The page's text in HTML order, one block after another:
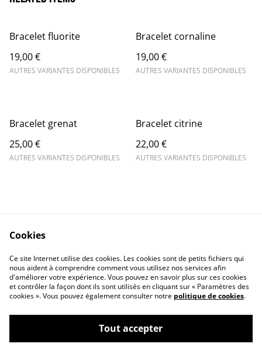
Bracelet fluorite
19,00 €
AUTRES VARIANTES DISPONIBLES
Bracelet cornaline
19,00 €
AUTRES VARIANTES DISPONIBLES
Bracelet grenat
25,00 €
AUTRES VARIANTES DISPONIBLES
Bracelet citrine
22,00 €
AUTRES VARIANTES DISPONIBLES
Contact Us
Legal Terms
Privacy Policy
Cookie Policy
Cookies
Ce site Internet utilise des cookies. Les cookies sont de petits fichiers qui
nous aident à comprendre comment vous utilisez nos services afin
d'améliorer votre expérience. Vous pouvez en savoir plus sur ces cookies
et contrôler la façon dont ils sont utilisés en cliquant sur « Paramètres des
cookies ». Vous pouvez également consulter notre politique de cookies.
Tout accepter